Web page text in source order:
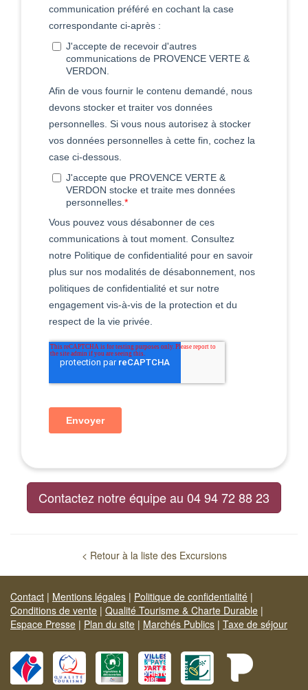
Contactez notre équipe au 04 94 72 88 23
< Retour à la liste des Excursions
Contact | Mentions légales | Politique de confidentialité |
Conditions de vente | Qualité Tourisme & Charte Durable |
Espace Presse | Plan du site | Marchés Publics | Taxe de séjour